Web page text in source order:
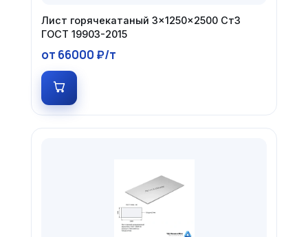
Лист горячекатаный 3×1250×2500 Ст3
ГОСТ 19903-2015
от 66000 ₽/т